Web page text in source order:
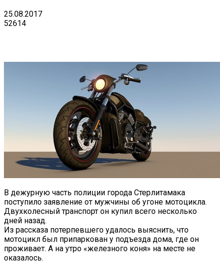
25.08.2017
52614
В дежурную часть полиции города Стерлитамака
поступило заявление от мужчины об угоне мотоцикла.
Двухколесный транспорт он купил всего несколько
дней назад.
Из рассказа потерпевшего удалось выяснить, что
мотоцикл был припаркован у подъезда дома, где он
проживает. А на утро «железного коня» на месте не
оказалось.